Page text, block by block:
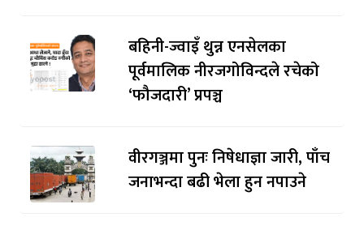
बहिनी-ज्वाइँ थुन्न एनसेलका
पूर्वमालिक नीरजगोविन्दले रचेको
‘फौजदारी’ प्रपञ्च
वीरगञ्जमा पुनः निषेधाज्ञा जारी, पाँच
जनाभन्दा बढी भेला हुन नपाउने